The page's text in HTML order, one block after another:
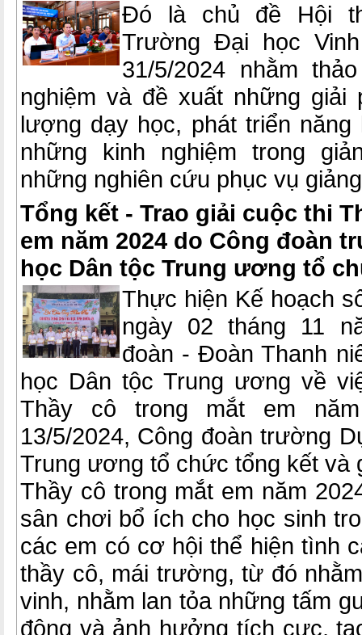
Đó là chủ đề Hội
Trường Đại học
31/5/2024 nhằm
nghiệm và đề xuất những giải
lượng dạy học, phát triển
những kinh nghiệm trong
những nghiên cứu phục vụ
Tổng kết - Trao giải cuộc thi
em năm 2024 do Công đoàn
học Dân tộc Trung ương tổ
Thực hiện Kế hoạch
ngày 02 tháng 11
đoàn - Đoàn Thanh
học Dân tộc Trung ương về
Thầy cô trong mắt em
13/5/2024, Công đoàn trường
Trung ương tổ chức tổng kết và
Thầy cô trong mắt em năm
sân chơi bổ ích cho học sinh
các em có cơ hội thể hiện tình
thầy cô, mái trường, từ đó
vinh, nhằm lan tỏa những tấm
động và ảnh hưởng tích cực,